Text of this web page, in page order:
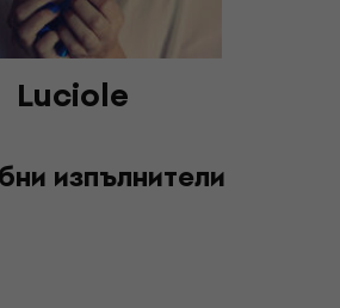
Luciole
изпълнители